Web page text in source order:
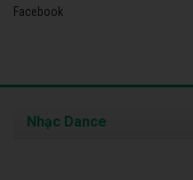
Facebook
Nhạc Dance